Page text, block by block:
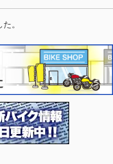
。